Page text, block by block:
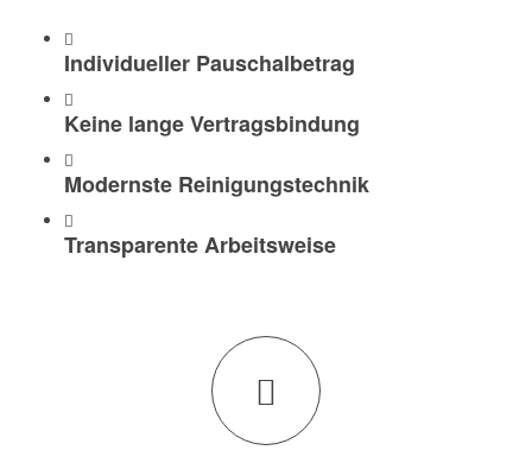
Individueller Pauschalbetrag
Keine lange Vertragsbindung
Modernste Reinigungstechnik
Transparente Arbeitsweise